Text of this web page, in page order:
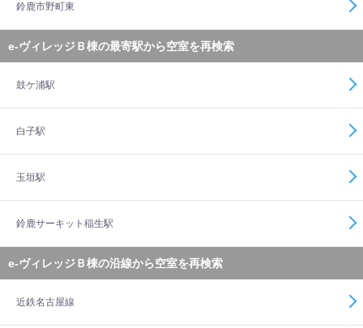
鈴鹿市野町東
e-ヴィレッジＢ棟の最寄駅から空室を再検索
鼓ケ浦駅
白子駅
玉垣駅
鈴鹿サーキット稲生駅
e-ヴィレッジＢ棟の沿線から空室を再検索
近鉄名古屋線